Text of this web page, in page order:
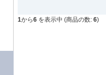
1から6 を表示中 (商品の数: 6)